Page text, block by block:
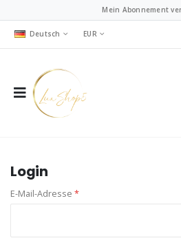
Mein Abonnement
Deutsch EUR
Login
E-Mail-Adresse *